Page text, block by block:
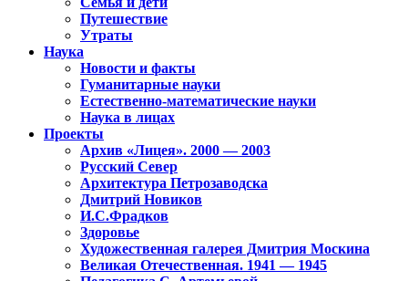
Путешествие
Утраты
Наука
Новости и факты
Гуманитарные науки
Естественно-математические науки
Наука в лицах
Проекты
Архив «Лицея». 2000 — 2003
Русский Север
Архитектура Петрозаводска
Дмитрий Новиков
И.С.Фрадков
Здоровье
Художественная галерея Дмитрия Москина
Великая Отечественная. 1941 — 1945